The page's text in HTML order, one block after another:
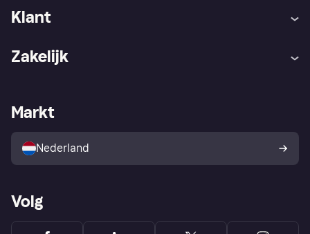
Klant
Winkeloverzicht
Kopersbescherming voor
consumenten
Zakelijk
Zakelijke login
Markt
Nederland
Volg